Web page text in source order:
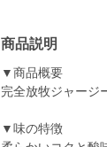
商品説明
▼商品概要
完全放牧ジャージ
▼味の特徴